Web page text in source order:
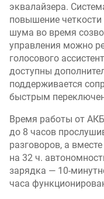
эквалайзера.
повышение
шума во время
управления можно
голосового
доступны
поддерживается
быстрым
Время работы от
до 8 часов
разговоров, а
на 32 ч.
зарядка — 10-
часа